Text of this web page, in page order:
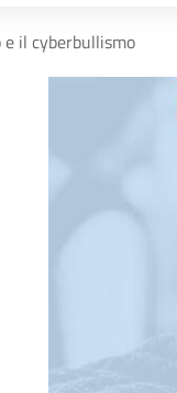
il cyberbullismo